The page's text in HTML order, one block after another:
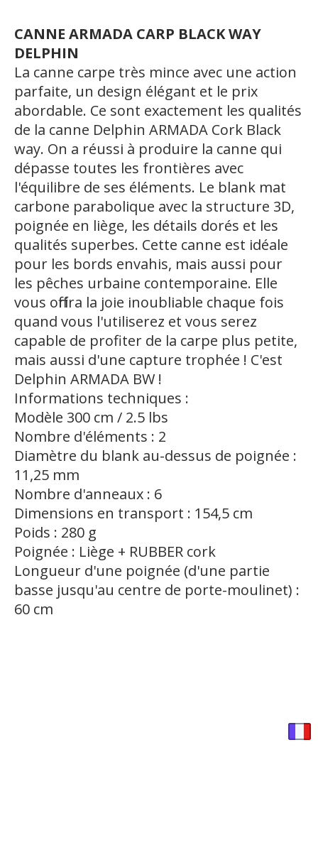
CANNE ARMADA CARP BLACK WAY
DELPHIN
La canne carpe très mince avec une action
parfaite, un design élégant et le prix
abordable. Ce sont exactement les qualités
de la canne Delphin ARMADA Cork Black
way. On a réussi à produire la canne qui
dépasse toutes les frontières avec
l'équilibre de ses éléments. Le blank mat
carbone parabolique avec la structure 3D,
poignée en liège, les détails dorés et les
qualités superbes. Cette canne est idéale
pour les bords envahis, mais aussi pour
les pêches urbaine contemporaine. Elle
vous offrira la joie inoubliable chaque fois
quand vous l'utiliserez et vous serez
capable de profiter de la carpe plus petite,
mais aussi d'une capture trophée ! C'est
Delphin ARMADA BW !
Informations techniques :
Modèle 300 cm / 2.5 lbs
Nombre d'éléments : 2
Diamètre du blank au-dessus de poignée :
11,25 mm
Nombre d'anneaux : 6
Dimensions en transport : 154,5 cm
Poids : 280 g
Poignée : Liège + RUBBER cork
Longueur d'une poignée (d'une partie
basse jusqu'au centre de porte-moulinet) :
60 cm